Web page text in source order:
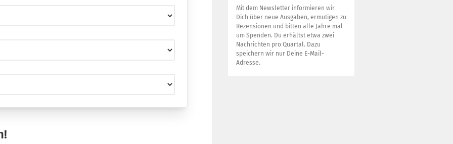
Mit dem Newsletter informieren wir
Dich über neue Ausgaben, ermutigen zu
Rezensionen und bitten alle Jahre mal
um Spenden. Du erhältst etwa zwei
Nachrichten pro Quartal. Dazu
speichern wir nur Deine E-Mail-
Adresse.